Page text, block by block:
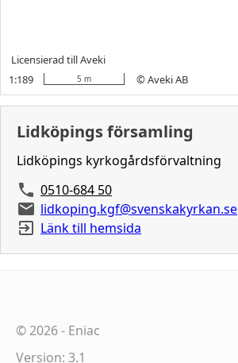
Lidköpings församling
Lidköpings kyrkogårdsförvaltning
0510-684 50
lidkoping.kgf@svenskakyrkan.se
Länk till hemsida
©2026- Eniac
Version: 3.1